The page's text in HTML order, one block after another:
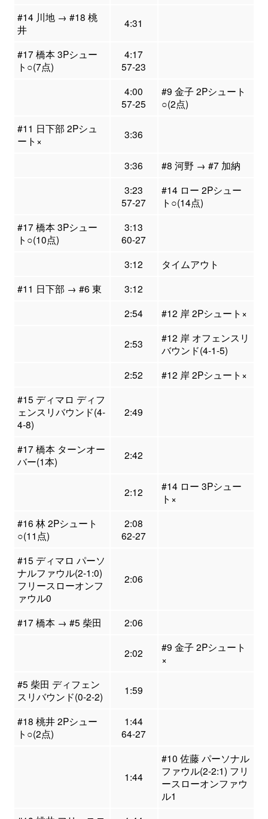
#14 川地 → #18 桃
井
4:31
#17 橋本 3Pシュー
ト○(7点)
4:17
57-23
4:00
57-25
#9 金子 2Pシュート
○(2点)
#11 日下部 2Pシュ
ート×
3:36
3:36
#8 河野 → #7 加納
3:23
57-27
#14 ロー 2Pシュー
ト○(14点)
#17 橋本 3Pシュー
ト○(10点)
3:13
60-27
3:12
タイムアウト
#11 日下部 → #6 東
3:12
2:54
#12 岸 2Pシュート×
2:53
#12 岸 オフェンスリ
バウンド(4-1-5)
2:52
#12 岸 2Pシュート×
#15 ディマロ ディフ
ェンスリバウンド(4-
4-8)
2:49
#17 橋本 ターンオー
バー(1本)
2:42
2:12
#14 ロー 3Pシュー
ト×
#16 林 2Pシュート
○(11点)
2:08
62-27
#15 ディマロ パーソ
ナルファウル(2-1:0)
フリースローオンフ
ァウル0
2:06
#17 橋本 → #5 柴田 2:06
2:02
#9 金子 2Pシュート
×
#5 柴田 ディフェン
スリバウンド(0-2-2)
1:59
#18 桃井 2Pシュー
ト○(2点)
1:44
64-27
1:44
#10 佐藤 パーソナル
ファウル(2-2:1) フリ
ースローオンファウ
ル1